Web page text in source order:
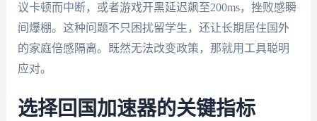
议卡顿而中断，或者游戏开黑延迟飙至200ms，挫败感瞬
间爆棚。这种问题不只困扰留学生，还让长期居住国外
的家庭倍感隔离。既然无法改变政策，那就用工具聪明
应对。
选择回国加速器的关键指标